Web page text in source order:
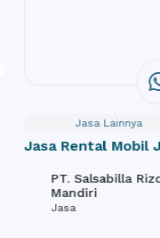
Jasa Lainnya
Jasa Rental Mobil
PT. Salsabilla Rizqi
Mandiri
Jasa